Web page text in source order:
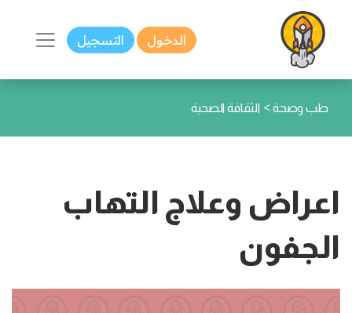
الدخول التسجيل
طب وصحة > الثقافة الصحية
اعراض وعلاج التهاب
الجفون